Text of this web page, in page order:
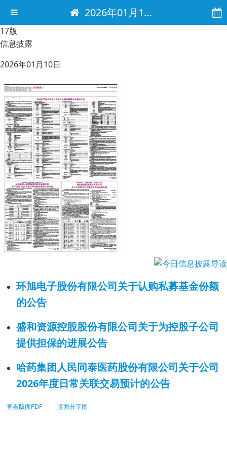
2026年01月10日 电子报
17版
信息披露
2026年01月10日
环旭电子股份有限公司关于认购私募基金份额
的公告
盛和资源控股股份有限公司关于为控股子公司
提供担保的进展公告
哈药集团人民同泰医药股份有限公司关于公司
2026年度日常关联交易预计的公告
查看版面PDF 版面分享图